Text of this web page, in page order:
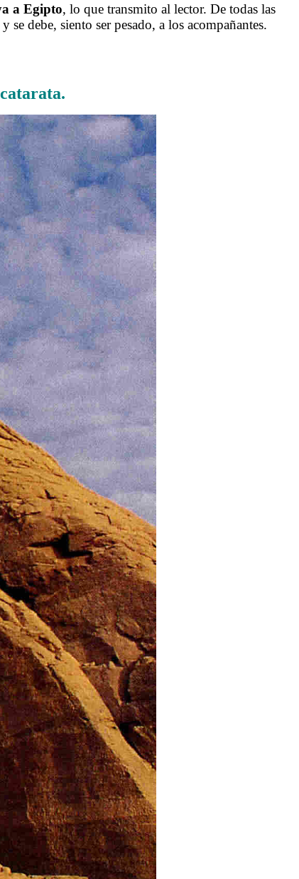
a Egipto, lo que transmito al lector. De todas las
debe, siento ser pesado, a los acompañantes.